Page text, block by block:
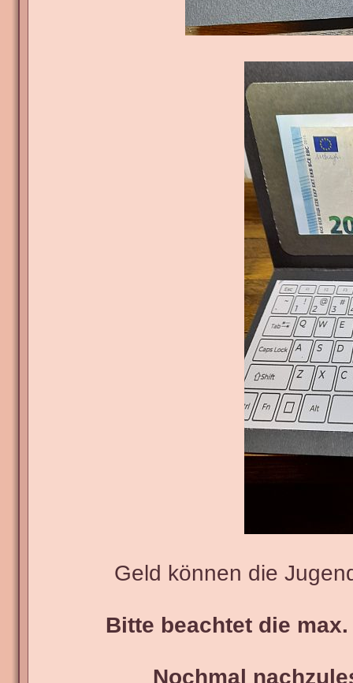
Geld können die
Bitte beachtet die
Nochmal